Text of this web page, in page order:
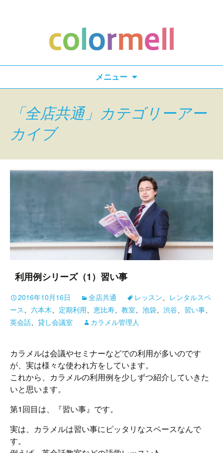
メニュー
索:
「全店共通」カテゴリーアー
カイブ
利用例シリーズ（1）習い事
2016年10月16日 全店共通 レッスン、 レンタルスペ
ース、 六本木、 定期利用、 恵比寿、 教室、 池袋、 渋谷、 習い事、
英会話、 貸し会議室 カラメル管理人
カラメルは会議やセミナーなどでの利用が多いのです
が、実は様々な使われ方をしています。
これから、カラメルの利用例を少しずつ紹介していきた
いと思います。
第1回目は、『習い事』です。
実は、カラメルは習い事にピッタリなスペースなんで
す。